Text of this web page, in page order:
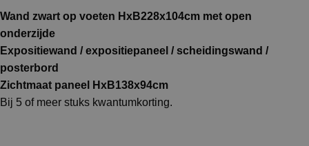
Wand zwart op voeten HxB228x104cm met open
onderzijde
Expositiewand / expositiepaneel / scheidingswand /
posterbord
Zichtmaat paneel HxB138x94cm
Bij 5 of meer stuks kwantumkorting.